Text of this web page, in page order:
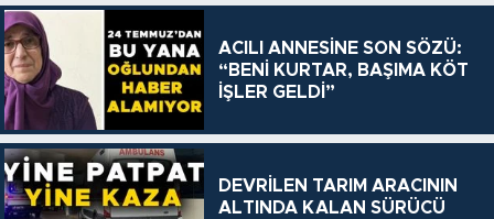
ACILI ANNESİNE SON SÖZÜ:
“BENİ KURTAR, BAŞIMA KÖT
İŞLER GELDİ”
DEVRİLEN TARIM ARACININ
ALTINDA KALAN SÜRÜCÜ